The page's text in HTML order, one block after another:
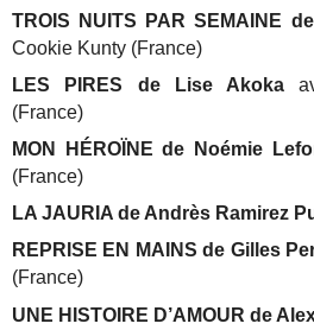
TROIS NUITS PAR SEMAINE
Cookie Kunty (France)
LES PIRES de Lise Akoka
(France)
MON HÉROÏNE de Noémie
(France)
LA JAURIA de Andrès Ramirez
REPRISE EN MAINS de Gilles
(France)
UNE HISTOIRE D’AMOUR de